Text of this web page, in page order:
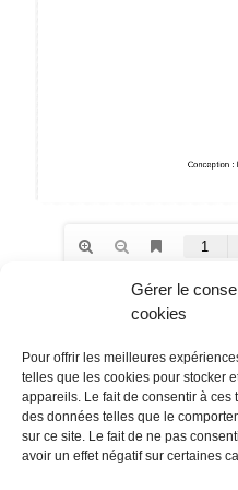
Gérer le
cookies
Pour offrir les meilleures
telles que les cookies pour stocker
appareils. Le fait de consentir à
des données telles que le
sur ce site. Le fait de ne pas
avoir un effet négatif sur certaines
Le pôle